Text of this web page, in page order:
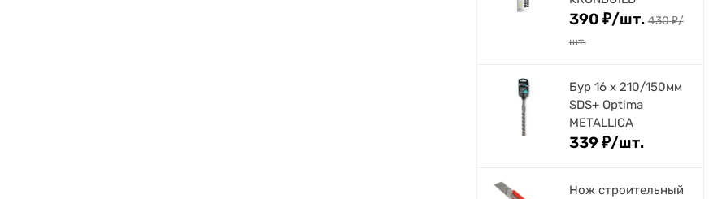
390 ₽/шт. 430₽/
шт.
Бур 16 х 210/150мм
SDS+ Optima
METALLICA
339₽/шт.
Нож строительный